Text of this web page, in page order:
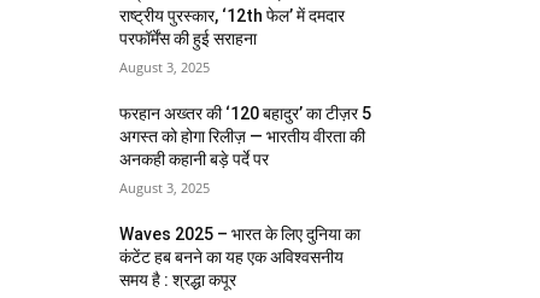
राष्ट्रीय पुरस्कार, ‘12th फेल’ में दमदार
परफॉर्मेंस की हुई सराहना
August 3, 2025
फरहान अख्तर की ‘120 बहादुर’ का टीज़र 5
अगस्त को होगा रिलीज़ — भारतीय वीरता की
अनकही कहानी बड़े पर्दे पर
August 3, 2025
Waves 2025 – भारत के लिए दुनिया का
कंटेंट हब बनने का यह एक अविश्वसनीय
समय है : श्रद्धा कपूर